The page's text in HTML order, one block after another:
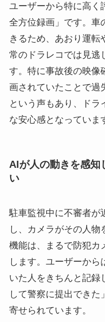
ユーザーから特に高く
全方位録画」です。車
きるため、あおり運転
常のドラレコでは見逃
す。特に事故後の映像
画されていたことで過
という声もあり、ドラ
な安心感となっていま
AIが人の動きを感知
い
駐車監視中に不審者が
し、カメラがその人物
機能は、まるで防犯カ
します。ユーザーから
いた人をきちんと記録
して警察に提出できた
寄せられています。